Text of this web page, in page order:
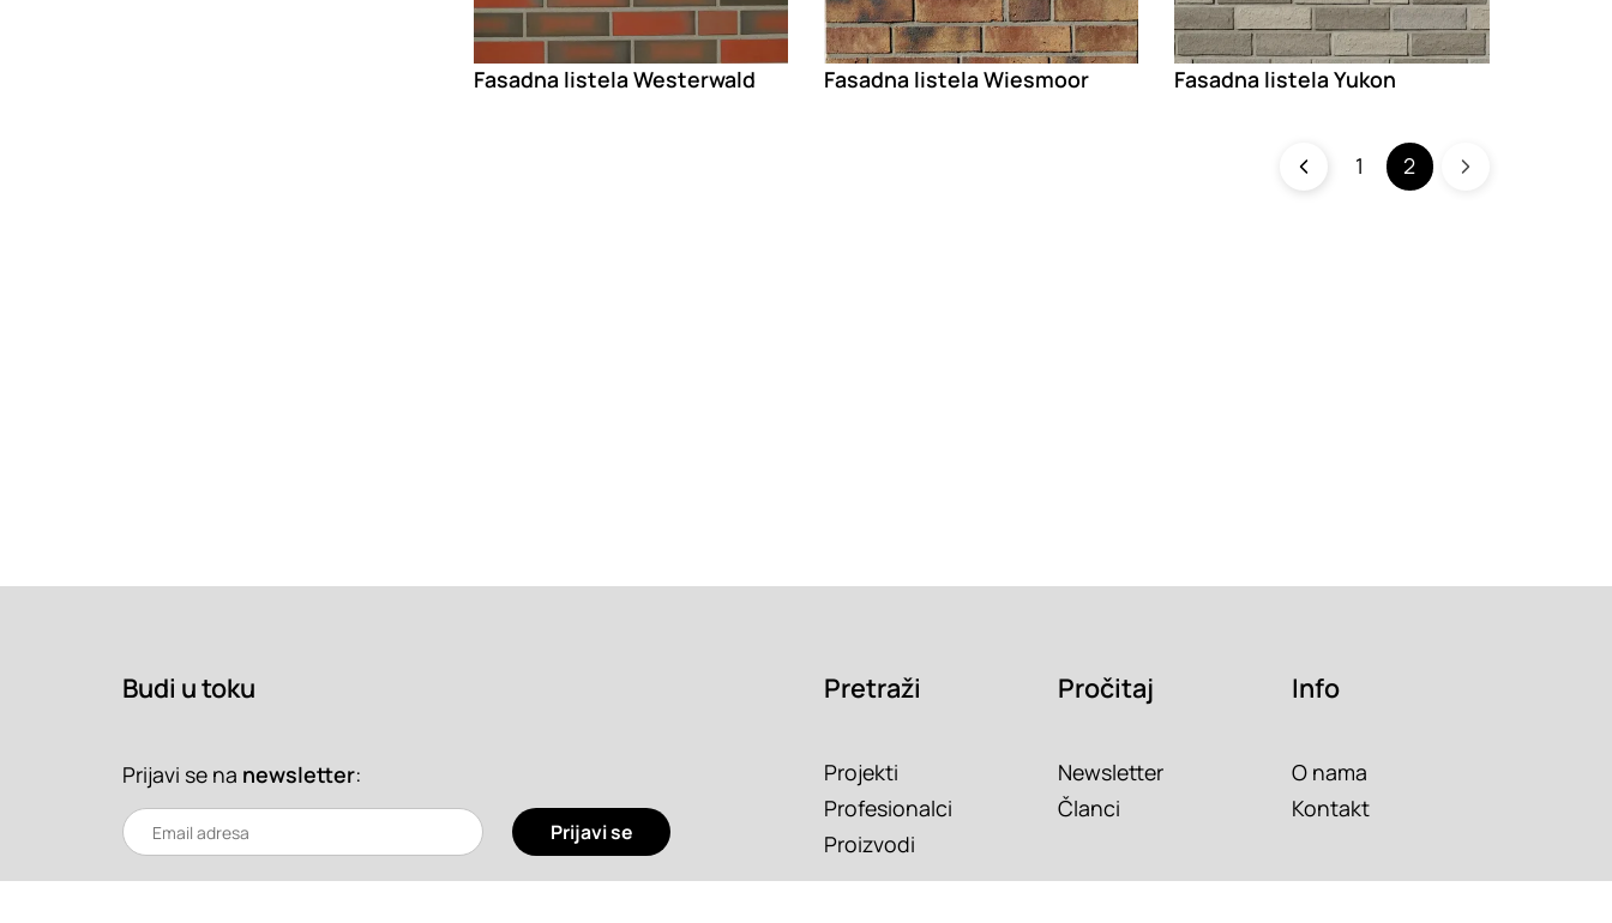
Fasadna listela Westerwald Fasadna listela Wiesmoor Fasadna listela Yukon
1 2
Budi u toku
Prijavi se na newsletter:
Prijavi se
Pretraži
Projekti
Profesionalci
Proizvodi
Pročitaj
Newsletter
Članci
Info
O nama
Kontakt